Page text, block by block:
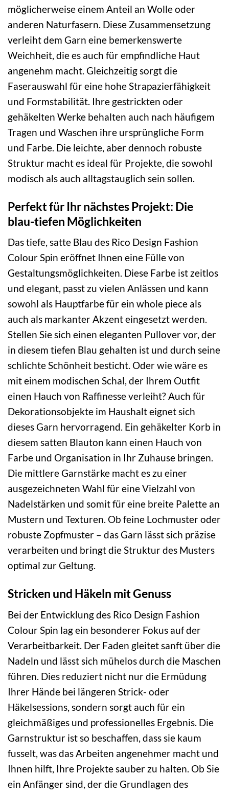
möglicherweise einem Anteil an Wolle oder
anderen Naturfasern. Diese Zusammensetzung
verleiht dem Garn eine bemerkenswerte
Weichheit, die es auch für empfindliche Haut
angenehm macht. Gleichzeitig sorgt die
Faserauswahl für eine hohe Strapazierfähigkeit
und Formstabilität. Ihre gestrickten oder
gehäkelten Werke behalten auch nach häufigem
Tragen und Waschen ihre ursprüngliche Form
und Farbe. Die leichte, aber dennoch robuste
Struktur macht es ideal für Projekte, die sowohl
modisch als auch alltagstauglich sein sollen.
Perfekt für Ihr nächstes Projekt: Die
blau-tiefen Möglichkeiten
Das tiefe, satte Blau des Rico Design Fashion
Colour Spin eröffnet Ihnen eine Fülle von
Gestaltungsmöglichkeiten. Diese Farbe ist zeitlos
und elegant, passt zu vielen Anlässen und kann
sowohl als Hauptfarbe für ein whole piece als
auch als markanter Akzent eingesetzt werden.
Stellen Sie sich einen eleganten Pullover vor, der
in diesem tiefen Blau gehalten ist und durch seine
schlichte Schönheit besticht. Oder wie wäre es
mit einem modischen Schal, der Ihrem Outfit
einen Hauch von Raffinesse verleiht? Auch für
Dekorationsobjekte im Haushalt eignet sich
dieses Garn hervorragend. Ein gehäkelter Korb in
diesem satten Blauton kann einen Hauch von
Farbe und Organisation in Ihr Zuhause bringen.
Die mittlere Garnstärke macht es zu einer
ausgezeichneten Wahl für eine Vielzahl von
Nadelstärken und somit für eine breite Palette an
Mustern und Texturen. Ob feine Lochmuster oder
robuste Zopfmuster – das Garn lässt sich präzise
verarbeiten und bringt die Struktur des Musters
optimal zur Geltung.
Stricken und Häkeln mit Genuss
Bei der Entwicklung des Rico Design Fashion
Colour Spin lag ein besonderer Fokus auf der
Verarbeitbarkeit. Der Faden gleitet sanft über die
Nadeln und lässt sich mühelos durch die Maschen
führen. Dies reduziert nicht nur die Ermüdung
Ihrer Hände bei längeren Strick- oder
Häkelsessions, sondern sorgt auch für ein
gleichmäßiges und professionelles Ergebnis. Die
Garnstruktur ist so beschaffen, dass sie kaum
fusselt, was das Arbeiten angenehmer macht und
Ihnen hilft, Ihre Projekte sauber zu halten. Ob Sie
ein Anfänger sind, der die Grundlagen des